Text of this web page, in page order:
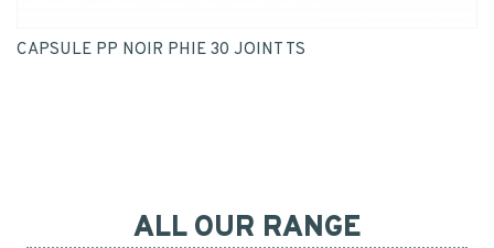
CAPSULE PP NOIR PHIE 30 JOINT TS
ALL OUR RANGE